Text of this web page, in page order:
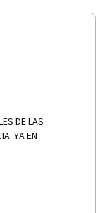
DE LAS
YA EN
HERRAMIENTAS
EN ESTE